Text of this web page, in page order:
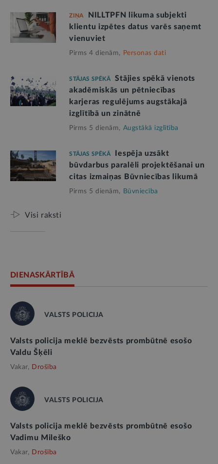
ZIŅA
NILLTPFN likuma subjekti
klientu izpētes datus varēs saņemt
vienuviet
Pirms 4 dienām, Personas dati
STĀJAS SPĒKĀ
Stājies spēkā vienots
akadēmiskās un pētniecības
karjeras regulējums augstākajā
izglītībā un zinātnē
Pirms 5 dienām, Augstākā izglītība
STĀJAS SPĒKĀ
Iespēja uzsākt
būvdarbus paralēli projektēšanai un
citas izmaiņas Būvniecības likumā
Pirms 5 dienām, Būvniecība
Visi raksti
DIENASKĀRTĪBĀ
VALSTS POLICIJA
Valsts policija meklē bezvēsts prombūtnē esošo
Valdu Šķēli
Vakar, Drošība
VALSTS POLICIJA
Valsts policija meklē bezvēsts prombūtnē esošo
Vadimu Mileško
Vakar, Drošība